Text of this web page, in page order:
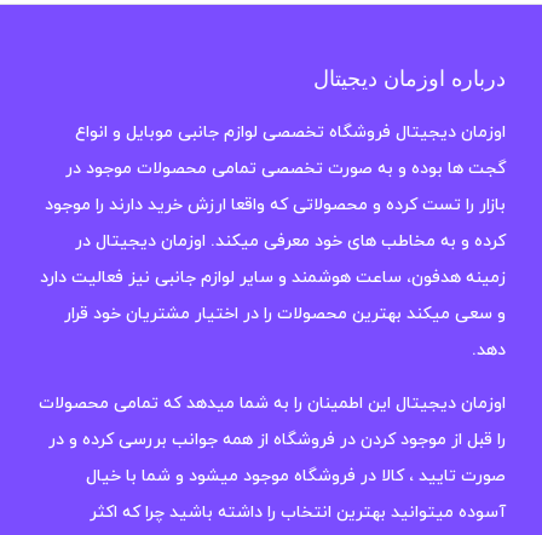
درباره اوزمان دیجیتال
اوزمان دیجیتال فروشگاه تخصصی لوازم جانبی موبایل و انواع
گجت ها بوده و به صورت تخصصی تمامی محصولات موجود در
بازار را تست کرده و محصولاتی که واقعا ارزش خرید دارند را موجود
کرده و به مخاطب های خود معرفی میکند. اوزمان دیجیتال در
زمینه هدفون، ساعت هوشمند و سایر لوازم جانبی نیز فعالیت دارد
و سعی میکند بهترین محصولات را در اختیار مشتریان خود قرار
دهد.
اوزمان دیجیتال این اطمینان را به شما میدهد که تمامی محصولات
را قبل از موجود کردن در فروشگاه از همه جوانب بررسی کرده و در
صورت تایید ، کالا در فروشگاه موجود میشود و شما با خیال
آسوده میتوانید بهترین انتخاب را داشته باشید چرا که اکثر